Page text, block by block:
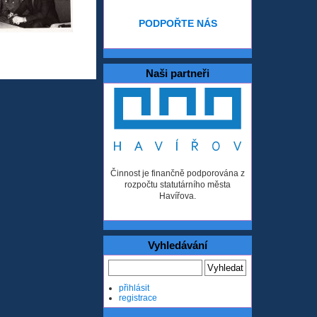
PODPOŘTE NÁS
Naši partneři
Činnost je finančně podporována z
rozpočtu statutárního města
Havířova.
Vyhledávání
přihlásit
registrace